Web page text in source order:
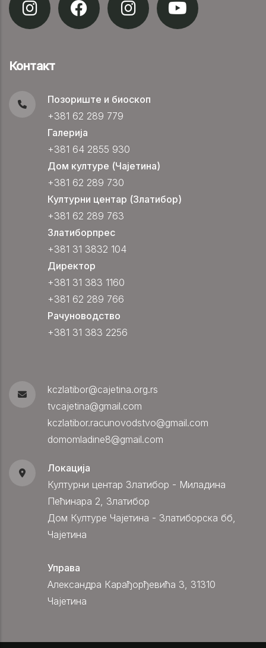
Контакт
Позориште и биоскоп
+381 62 289 779
Галерија
+381 64 2855 930
Дом културе (Чајетина)
+381 62 289 730
Културни центар (Златибор)
+381 62 289 763
Златиборпрес
+381 31 3832 104
Директор
+381 31 383 1160
+381 62 289 766
Рачуноводство
+381 31 383 2256
kczlatibor@cajetina.org.rs
tvcajetina@gmail.com
kczlatibor.racunovodstvo@gmail.com
domomladine8@gmail.com
Локација
Културни центар Златибор - Миладина
Пећинара 2, Златибор
Дом Културе Чајетина - Златиборска бб,
Чајетина
Управа
Александра Карађорђевића 3, 31310
Чајетина